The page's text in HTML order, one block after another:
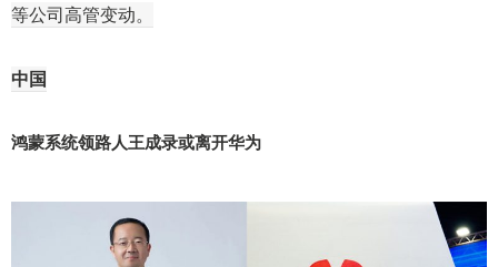
等公司高管变动。
中国
鸿蒙系统领路人王成录或离开华为